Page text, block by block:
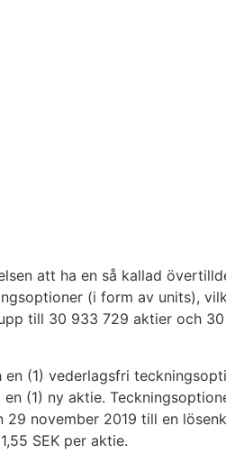
att ha en så kallad
(i form av units),
till 30 933 729 aktier och
(1) vederlagsfri
(1) ny aktie.
november 2019 till en
SEK per aktie.